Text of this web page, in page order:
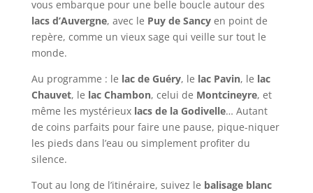
vous embarque pour une belle boucle autour des
lacs d’Auvergne, avec le Puy de Sancyen point de
repère, comme un vieux sage qui veille sur tout le
monde.
Au programme : le lac de Guéry, le lac Pavin, le lac
Chauvet, le lac Chambon, celui de Montcineyre, et
même les mystérieux lacs de la Godivelle… Autant
de coins parfaits pour faire une pause, pique-niquer
les pieds dans l’eau ou simplement profiter du
silence.
Tout au long de l’itinéraire, suivez le balisage blanc